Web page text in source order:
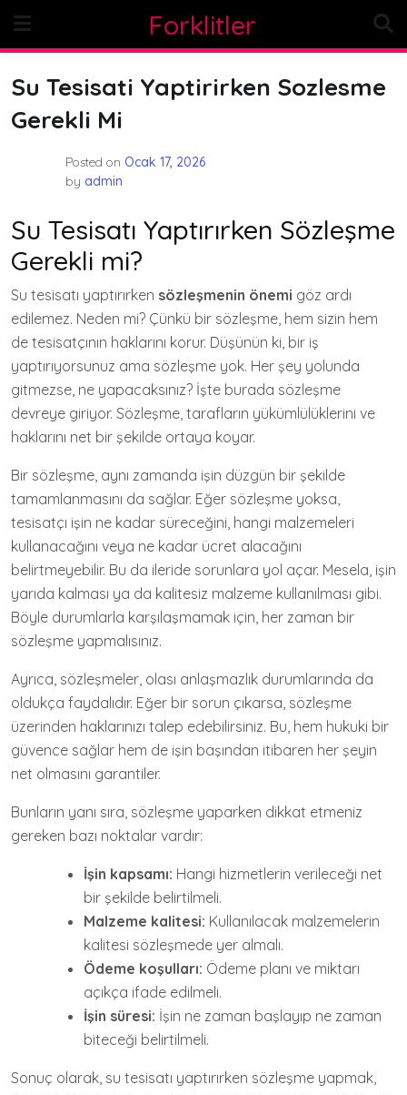
content
Forklitler
Su Tesisati Yaptirirken Sozlesme
Gerekli Mi
Posted on Ocak 17, 2026
by admin
Su Tesisatı Yaptırırken Sözleşme
Gerekli mi?
Su tesisatı yaptırırken sözleşmenin önemi göz ardı
edilemez. Neden mi? Çünkü bir sözleşme, hem sizin hem
de tesisatçının haklarını korur. Düşünün ki, bir iş
yaptırıyorsunuz ama sözleşme yok. Her şey yolunda
gitmezse, ne yapacaksınız? İşte burada sözleşme
devreye giriyor. Sözleşme, tarafların yükümlülüklerini ve
haklarını net bir şekilde ortaya koyar.
Bir sözleşme, aynı zamanda işin düzgün bir şekilde
tamamlanmasını da sağlar. Eğer sözleşme yoksa,
tesisatçı işin ne kadar süreceğini, hangi malzemeleri
kullanacağını veya ne kadar ücret alacağını
belirtmeyebilir. Bu da ileride sorunlara yol açar. Mesela, işin
yarıda kalması ya da kalitesiz malzeme kullanılması gibi.
Böyle durumlarla karşılaşmamak için, her zaman bir
sözleşme yapmalısınız.
Ayrıca, sözleşmeler, olası anlaşmazlık durumlarında da
oldukça faydalıdır. Eğer bir sorun çıkarsa, sözleşme
üzerinden haklarınızı talep edebilirsiniz. Bu, hem hukuki bir
güvence sağlar hem de işin başından itibaren her şeyin
net olmasını garantiler.
Bunların yanı sıra, sözleşme yaparken dikkat etmeniz
gereken bazı noktalar vardır:
İşin kapsamı: Hangi hizmetlerin verileceği net
bir şekilde belirtilmeli.
Malzeme kalitesi: Kullanılacak malzemelerin
kalitesi sözleşmede yer almalı.
Ödeme koşulları: Ödeme planı ve miktarı
açıkça ifade edilmeli.
İşin süresi: İşin ne zaman başlayıp ne zaman
biteceği belirtilmeli.
Sonuç olarak, su tesisatı yaptırırken sözleşme yapmak,